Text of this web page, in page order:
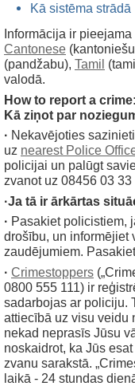
Kā sistēma strādā
Informācija ir
Cantonese
(pandžabu), Tamil
valodā.
How to report a
Kā ziņot par
· Nekavējoties
uz nearest Police
policijai un palūgt
zvanot uz 08456 03 33
·Ja tā ir ārkārtas
· Pasakiet policistiem,
drošību, un informējiet
zaudējumiem.
· Crimestoppers
0800 555 111) ir
sadarbojas ar policiju.
attiecībā uz visu veidu
nekad neprasīs Jūsu
noskaidrot, ka Jūs
zvanu sarakstā.
laikā - 24 stundas